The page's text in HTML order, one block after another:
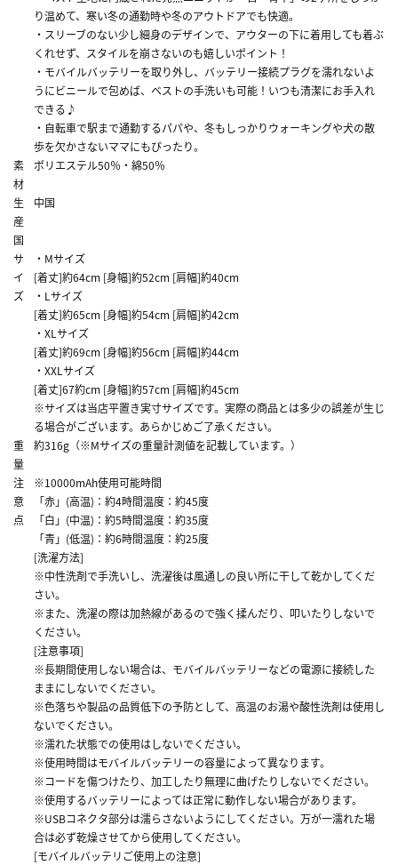
り温めて、寒い冬の通勤時や冬のアウトドアでも快適。
・スリーブのない少し細身のデザインで、アウターの下に着用しても着ぶ
くれせず、スタイルを崩さないのも嬉しいポイント！
・モバイルバッテリーを取り外し、バッテリー接続プラグを濡れないよ
うにビニールで包めば、ベストの手洗いも可能！いつも清潔にお手入れ
できる♪
・自転車で駅まで通勤するパパや、冬もしっかりウォーキングや犬の散
歩を欠かさないママにもぴったり。
素
材
ポリエステル50％・綿50％
生
産
国
中国
サ
イ
ズ
・Mサイズ
[着丈]約64cm [身幅]約52cm [肩幅]約40cm
・Lサイズ
[着丈]約65cm [身幅]約54cm [肩幅]約42cm
・XLサイズ
[着丈]約69cm [身幅]約56cm [肩幅]約44cm
・XXLサイズ
[着丈]67約cm [身幅]約57cm [肩幅]約45cm
※サイズは当店平置き実寸サイズです。実際の商品とは多少の誤差が生じ
る場合がございます。あらかじめご了承ください。
重
量
約316g（※Mサイズの重量計測値を記載しています。）
注
意
点
※10000mAh使用可能時間
「赤」(高温)：約4時間温度：約45度
「白」(中温)：約5時間温度：約35度
「青」(低温)：約6時間温度：約25度
[洗濯方法]
※中性洗剤で手洗いし、洗濯後は風通しの良い所に干して乾かしてくだ
さい。
※また、洗濯の際は加熱線があるので強く揉んだり、叩いたりしないで
ください。
[注意事項]
※長期間使用しない場合は、モバイルバッテリーなどの電源に接続した
ままにしないでください。
※色落ちや製品の品質低下の予防として、高温のお湯や酸性洗剤は使用し
ないでください。
※濡れた状態での使用はしないでください。
※使用時間はモバイルバッテリーの容量によって異なります。
※コードを傷つけたり、加工したり無理に曲げたりしないでください。
※使用するバッテリーによっては正常に動作しない場合があります。
※USBコネクタ部分は濡らさないようにしてください。万が一濡れた場
合は必ず乾燥させてから使用してください。
[モバイルバッテリご使用上の注意]